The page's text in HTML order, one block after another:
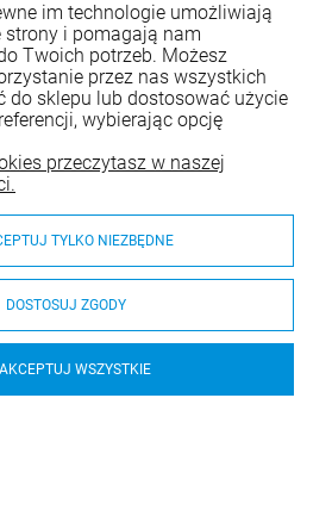
Zatrzask balkonowy
POCHWYT uchwyt DRZWI
17,00 zł
szt.
DO KOSZYKA
im technologie umożliwiają
strony i pomagają nam
Twoich potrzeb. Możesz
przez nas wszystkich
do sklepu lub dostosować użycie
wybierając opcję
przeczytasz w naszej
TYLKO NIEZBĘDNE
DOSTOSUJ ZGODY
WSZYSTKIE